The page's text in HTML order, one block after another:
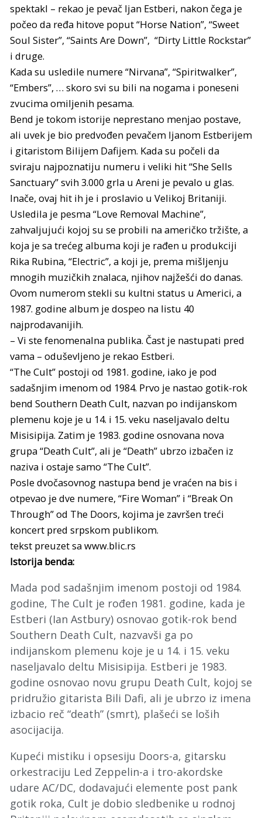
spektakl – rekao je pevač Ijan Estberi, nakon čega je
počeo da ređa hitove poput “Horse Nation”, “Sweet
Soul Sister”, “Saints Are Down”, “Dirty Little Rockstar”
i druge.
Kada su usledile numere “Nirvana”, “Spiritwalker”,
“Embers”, … skoro svi su bili na nogama i poneseni
zvucima omiljenih pesama.
Bend je tokom istorije neprestano menjao postave,
ali uvek je bio predvođen pevačem Ijanom Estberijem
i gitaristom Bilijem Dafijem. Kada su počeli da
sviraju najpoznatiju numeru i veliki hit “She Sells
Sanctuary” svih 3.000 grla u Areni je pevalo u glas.
Inače, ovaj hit ih je i proslavio u Velikoj Britaniji.
Usledila je pesma “Love Removal Machine”,
zahvaljujući kojoj su se probili na američko tržište, a
koja je sa trećeg albuma koji je rađen u produkciji
Rika Rubina, “Electric”, a koji je, prema mišljenju
mnogih muzičkih znalaca, njihov najžešći do danas.
Ovom numerom stekli su kultni status u Americi, a
1987. godine album je dospeo na listu 40
najprodavanijih.
– Vi ste fenomenalna publika. Čast je nastupati pred
vama – oduševljeno je rekao Estberi.
“The Cult” postoji od 1981. godine, iako je pod
sadašnjim imenom od 1984. Prvo je nastao gotik-rok
bend Southern Death Cult, nazvan po indijanskom
plemenu koje je u 14. i 15. veku naseljavalo deltu
Misisipija. Zatim je 1983. godine osnovana nova
grupa “Death Cult”, ali je “Death” ubrzo izbačen iz
naziva i ostaje samo “The Cult”.
Posle dvočasovnog nastupa bend je vraćen na bis i
otpevao je dve numere, “Fire Woman” i “Break On
Through” od The Doors, kojima je završen treći
koncert pred srpskom publikom.
tekst preuzet sa www.blic.rs
Istorija benda:
Mada pod sadašnjim imenom postoji od 1984.
godine, The Cult je rođen 1981. godine, kada je
Estberi (Ian Astbury) osnovao gotik-rok bend
Southern Death Cult, nazvavši ga po
indijanskom plemenu koje je u 14. i 15. veku
naseljavalo deltu Misisipija. Estberi je 1983.
godine osnovao novu grupu Death Cult, kojoj se
pridružio gitarista Bili Dafi, ali je ubrzo iz imena
izbacio reč “death” (smrt), plašeći se loših
asocijacija.
Kupeći mistiku i opsesiju Doors-a, gitarsku
orkestraciju Led Zeppelin-a i tro-akordske
udare AC/DC, dodavajući elemente post pank
gotik roka, Cult je dobio sledbenike u rodnoj